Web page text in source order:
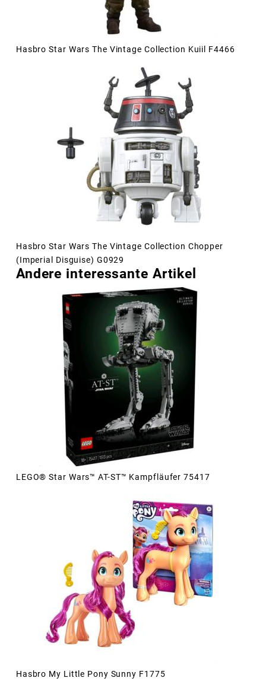
Hasbro Star Wars The Vintage Collection Kuiil F4466
Hasbro Star Wars The Vintage Collection Chopper
(Imperial Disguise) G0929
Andere interessante Artikel
LEGO® Star Wars™ AT-ST™ Kampfläufer 75417
Hasbro My Little Pony Sunny F1775